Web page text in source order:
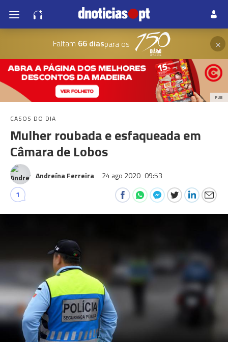
Faltam 66 diaspara os ×
PUB
CASOS DO DIA
Mulher roubada e esfaqueada em
Câmara de Lobos
Andreína Ferreira 24 ago 2020 09:53
1